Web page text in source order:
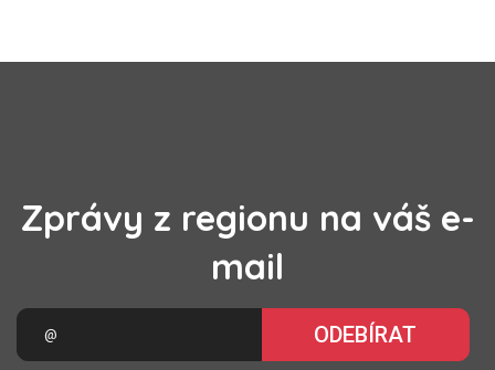
Zprávy z regionu na váš e-
mail
ODEBÍRAT